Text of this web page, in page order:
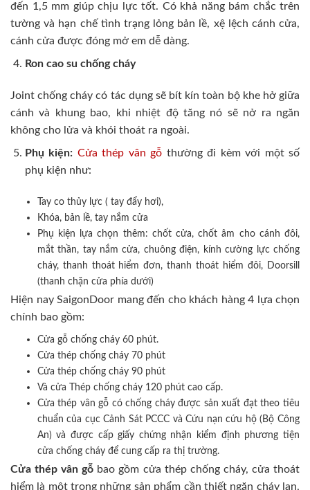
đến 1,5 mm giúp chịu lực tốt. Có khả năng bám chắc trên
tường và hạn chế tình trạng lỏng bản lề, xệ lệch cánh cửa,
cánh cửa được đóng mở em dễ dàng.
Ron cao su chống cháy
Joint chống cháy có tác dụng sẽ bít kín toàn bộ khe hở giữa
cánh và khung bao, khi nhiệt độ tăng nó sẽ nở ra ngăn
không cho lửa và khói thoát ra ngoài.
Phụ kiện: Cửa thép vân gỗ thường đi kèm với một số
phụ kiện như:
Tay co thủy lực ( tay đẩy hơi),
Khóa, bản lề, tay nắm cửa
Phụ kiện lựa chọn thêm: chốt cửa, chốt âm cho cánh đôi,
mắt thần, tay nắm cửa, chuông điện, kính cường lực chống
cháy, thanh thoát hiểm đơn, thanh thoát hiểm đôi, Doorsill
(thanh chặn cửa phía dưới)
Hiện nay SaigonDoor mang đến cho khách hàng 4 lựa chọn
chính bao gồm:
Cửa gỗ chống cháy 60 phút.
Cửa thép chống cháy 70 phút
Cửa thép chống cháy 90 phút
Và cửa Thép chống cháy 120 phút cao cấp.
Cửa thép vân gỗ có chống cháy được sản xuất đạt theo tiêu
chuẩn của cục Cảnh Sát PCCC và Cứu nạn cứu hộ (Bộ Công
An) và được cấp giấy chứng nhận kiểm định phương tiện
cửa chống cháy để cung cấp ra thị trường.
Cửa thép vân gỗ bao gồm cửa thép chống cháy, cửa thoát
hiểm là một trong những sản phẩm cần thiết ngăn cháy lan,